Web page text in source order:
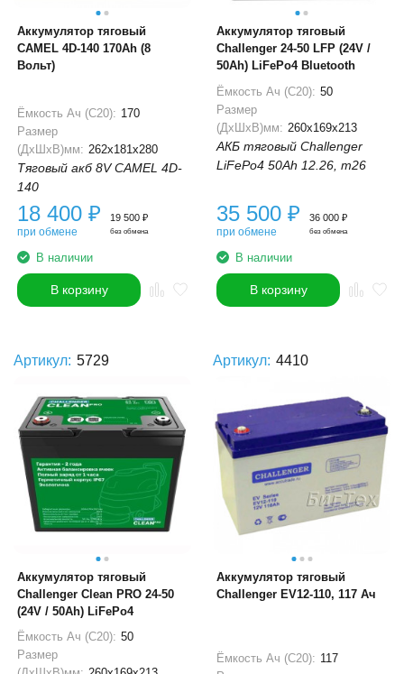
Аккумулятор тяговый
CAMEL 4D-140 170Ah (8
Вольт)
Ёмкость Ач (С20): 170
Размер
(ДхШхВ)мм: 262x181x280
Тяговый акб 8V CAMEL 4D-
140
18 400 ₽
при обмене
19 500 ₽
без обмена
В наличии
В корзину
Аккумулятор тяговый
Challenger 24-50 LFP (24V /
50Ah) LiFePo4 Bluetooth
Ёмкость Ач (С20): 50
Размер
(ДхШхВ)мм: 260x169x213
АКБ тяговый Challenger
LiFePo4 50Ah 12.26, m26
35 500 ₽
при обмене
36 000 ₽
без обмена
В наличии
В корзину
Артикул: 5729
Аккумулятор тяговый
Challenger Clean PRO 24-50
(24V / 50Ah) LiFePo4
Ёмкость Ач (С20): 50
Размер
Артикул: 4410
Аккумулятор тяговый
Challenger EV12-110, 117 Ач
Ёмкость Ач (С20): 117